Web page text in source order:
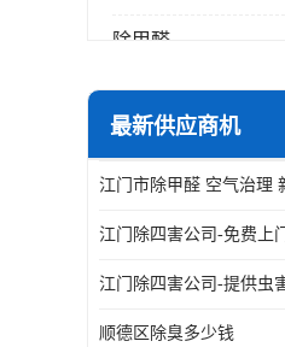
除甲醛
最新供应商机
顺德区除臭多少钱